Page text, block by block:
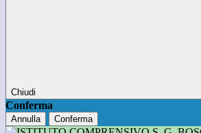
Chiudi
Conferma
Annulla Conferma